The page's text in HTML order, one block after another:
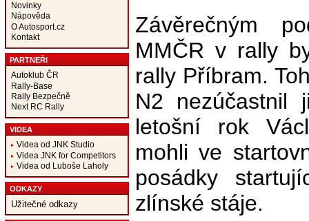
Novinky
Nápověda
O Autosport.cz
Kontakt
PARTNEŘI
Autoklub ČR
Rally-Base
Rally Bezpečně
Next RC Rally
VIDEA
Videa od JNK Studio
Videa JNK for Competitors
Videa od Luboše Laholy
ODKAZY
Užitečné odkazy
Závěrečným
MMČR v rally
rally Příbram.
N2 nezúčastnil
letošní rok
mohli ve
posádky
zlínské stáje.